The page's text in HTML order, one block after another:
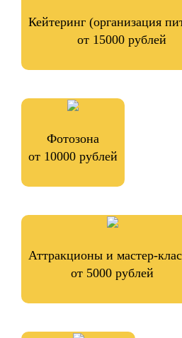
Кейтеринг (организация
от 15000 рублей
Фотозона
от 10000 рублей
Аттракционы и мастер-
от 5000 рублей